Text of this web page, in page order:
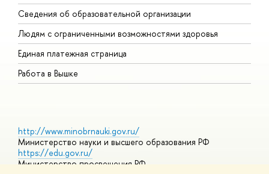
Сведения об образовательной организации
Людям с ограниченными возможностями здоровья
Единая платежная страница
Работа в Вышке
http://www.minobrnauki.gov.ru/
Министерство науки и высшего образования РФ
https://edu.gov.ru/
Министерство просвещения РФ